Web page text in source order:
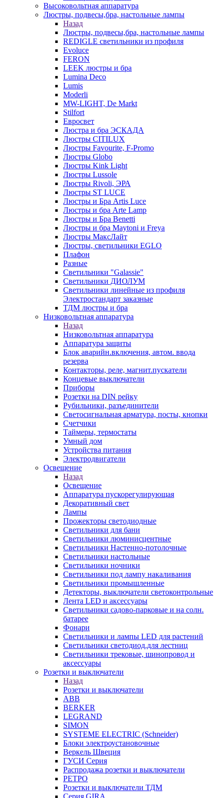
Высоковольтная аппаратура
Люстры, подвесы,бра, настольные лампы
Назад
Люстры, подвесы,бра, настольные лампы
REDIGLE светильники из профиля
Evoluce
FERON
LEEK люстры и бра
Lumina Deco
Lumis
Moderli
MW-LIGHT, De Markt
Stilfort
Евросвет
Люстра и бра ЭСКАДА
Люстры CITILUX
Люстры Favourite, F-Promo
Люстры Globo
Люстры Kink Light
Люстры Lussole
Люстры Rivoli, ЭРА
Люстры ST LUCE
Люстры и Бра Artis Luce
Люстры и бра Arte Lamp
Люстры и Бра Benetti
Люстры и бра Maytoni и Freya
Люстры МаксЛайт
Люстры, светильники EGLO
Плафон
Разные
Светильники "Galassie"
Светильники ДИОЛУМ
Светильники линейные из профиля
Электростандарт заказные
ТДМ люстры и бра
Низковольтная аппаратура
Назад
Низковольтная аппаратура
Аппаратура защиты
Блок аварийн.включения, автом. ввода
резерва
Контакторы, реле, магнит.пускатели
Концевые выключатели
Приборы
Розетки на DIN рейку
Рубильники, разъединители
Светосигнальная арматура, посты, кнопки
Счетчики
Таймеры, термостаты
Умный дом
Устройства питания
Электродвигатели
Освещение
Назад
Освещение
Аппаратура пускорегулирующая
Декоративный свет
Лампы
Прожекторы светодиодные
Светильники для бани
Светильники люминисцентные
Светильники Настенно-потолочные
Светильники настольные
Светильники ночники
Светильники под лампу накаливания
Светильники промышленные
Детекторы, выключатели светоконтрольные
Лента LED и аксессуары
Светильники садово-парковые и на солн.
батарее
Фонари
Светильники и лампы LED для растений
Светильники светодиод.для лестниц
Светильники трековые, шинопровод и
аксессуары
Розетки и выключатели
Назад
Розетки и выключатели
ABB
BERKER
LEGRAND
SIMON
SYSTEME ELECTRIC (Schneider)
Блоки электроустановочные
Веркель Швеция
ГУСИ Серия
Распродажа розетки и выключатели
РЕТРО
Розетки и выключатели ТДМ